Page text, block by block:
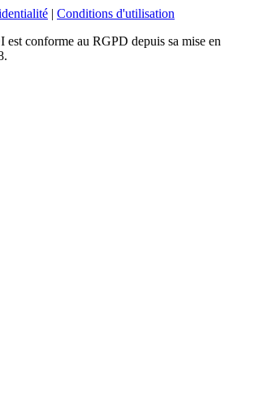
| Conditions d'utilisation
conforme au RGPD depuis sa mise en